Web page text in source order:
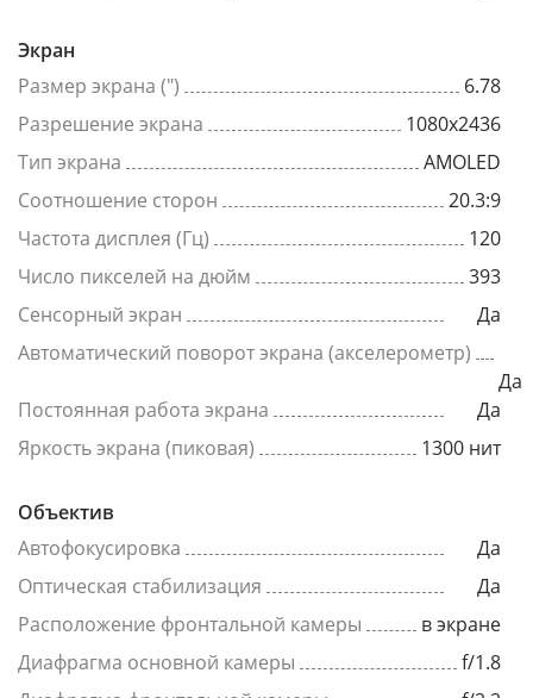
Экран
Размер экрана (")
6.78
Разрешение экрана
1080x2436
Тип экрана
AMOLED
Соотношение сторон
20.3:9
Частота дисплея (Гц)
120
Число пикселей на дюйм
393
Сенсорный экран
Да
Автоматический поворот экрана (акселерометр)
Да
Постоянная работа экрана
Да
Яркость экрана (пиковая)
1300 нит
Объектив
Автофокусировка
Да
Оптическая стабилизация
Да
Расположение фронтальной камеры
в экране
Диафрагма основной камеры
f/1.8